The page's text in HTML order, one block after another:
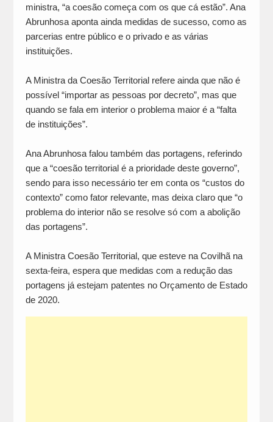
ministra, “a coesão começa com os que cá estão”. Ana
Abrunhosa aponta ainda medidas de sucesso, como as
parcerias entre público e o privado e as várias
instituições.
A Ministra da Coesão Territorial refere ainda que não é
possível “importar as pessoas por decreto”, mas que
quando se fala em interior o problema maior é a “falta
de instituições”.
Ana Abrunhosa falou também das portagens, referindo
que a “coesão territorial é a prioridade deste governo”,
sendo para isso necessário ter em conta os “custos do
contexto” como fator relevante, mas deixa claro que “o
problema do interior não se resolve só com a abolição
das portagens”.
A Ministra Coesão Territorial, que esteve na Covilhã na
sexta-feira, espera que medidas com a redução das
portagens já estejam patentes no Orçamento de Estado
de 2020.